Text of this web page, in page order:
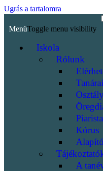
Ugrás a tartalomra
MenüToggle menu visibility
Iskola
Rólunk
Kórus
A